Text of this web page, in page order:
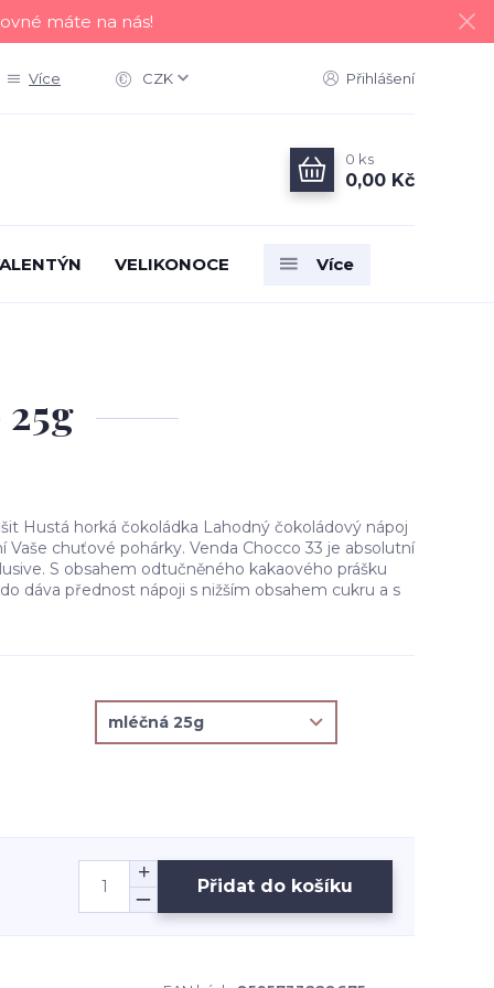
máte na nás!
Více CZK Přihlášení
0 ks
0,00 Kč
VELIKONOCE Více
Hustá horká čokoládka Lahodný čokoládový nápoj
Vaše chuťové pohárky. Venda Chocco 33 je absolutní
S obsahem odtučněného kakaového prášku
dáva přednost nápoji s nižším obsahem cukru a s
Přidat do košíku